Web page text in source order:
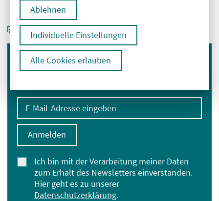
Ablehnen
Individuelle Einstellungen
Alle Cookies erlauben
Immer informiert bleiben
E-Mail-Adresse eingeben
Ich bin mit der Verarbeitung meiner Daten
zum Erhalt des Newsletters einverstanden.
Hier geht es zu unserer
Datenschutzerklärung.
Anmelden